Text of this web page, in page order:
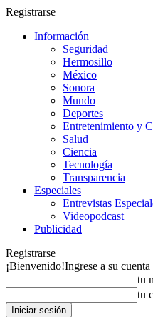
Registrarse
Información
Seguridad
Hermosillo
México
Sonora
Mundo
Deportes
Entretenimiento y
Salud
Ciencia
Tecnología
Transparencia
Especiales
Entrevistas
Videopodcast
Publicidad
Registrarse
¡Bienvenido!Ingrese a su cuenta
tu
tu